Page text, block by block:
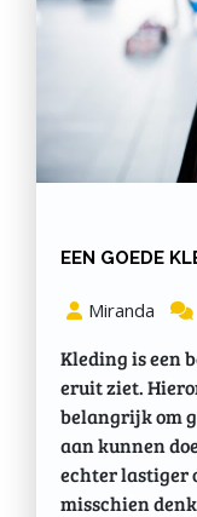
EEN GOEDE
Miranda
Kleding is een
eruit ziet.
belangrijk om
aan kunnen
echter lastiger
misschien